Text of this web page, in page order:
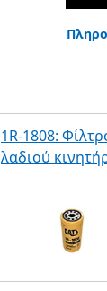
1R-1808:
λαδιού